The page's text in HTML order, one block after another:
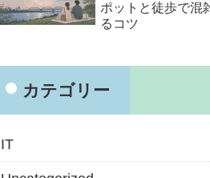
ポットと徒歩で混
るコツ
カテゴリー
IT